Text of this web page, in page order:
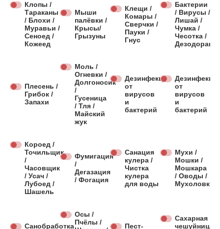
Клопы /
Тараканы
/ Блохи /
Муравьи /
Сеноед /
Кожеед
Мыши
палёвки /
Крысы/
Грызуны
Клещи /
Комары /
Сверчки /
Пауки /
Гнус
Бактерии
/ Вирусы /
Лишай /
Чумка /
Чесотка /
Плесень /
Грибок /
Запахи
Моль /
Огневки /
Долгоносик
/
Гусеница
/ Тля /
Майский
жук
Дезинфекция
от
вирусов
и
бактерий
от
вирусов
и
бактерий
Короед /
Точильщик
/
Часовщик
/ Усач /
Лубоед /
Шашель
Фумигация
/
Дегазация
/ Фогация
Санация
кулера /
Чистка
кулера
для воды
Мухи /
Мошки /
Мошкара
/ Оводы /
Мухоловки
Санобработка
Осы /
Пчёлы /
Пест-
Сахарная
чешуйница